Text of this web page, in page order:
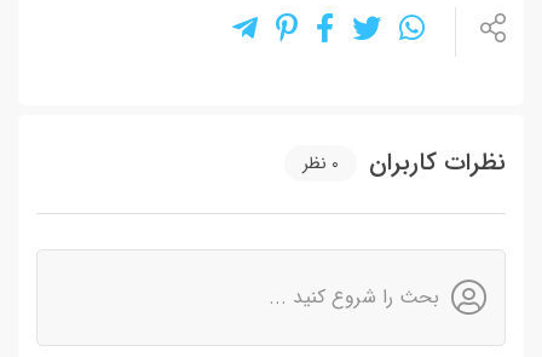
نظرات کاربران 0 نظر
بحث را شروع کنید ...